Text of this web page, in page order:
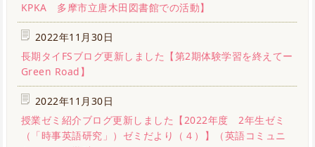
KPKA 多摩市立唐木田図書館での活動】
2022年11月30日
長期タイFSブログ更新しました【第2期体験学習を終えてー
Green Road】
2022年11月30日
授業ゼミ紹介ブログ更新しました【2022年度 2年生ゼミ
（「時事英語研究」）ゼミだより（４）】（英語コミュニ